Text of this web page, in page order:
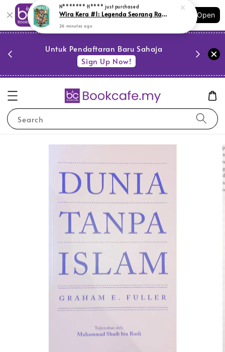
Shopping: Track Your Order
Your Trusted Shops
Open
Untuk Pendaftaran Baru Sahaja
Sign Up Now!
Search